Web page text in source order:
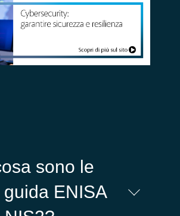
sono le
ENISA